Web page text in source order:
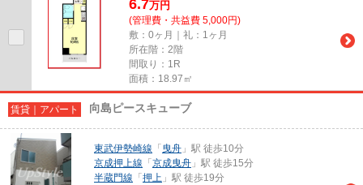
6.7万円
(管理費・共益費 5,000円)
敷：0ヶ月｜礼：1ヶ月
所在階：2階
間取り：1R
面積：18.97㎡
賃貸｜アパート 向島ピースキューブ
東武伊勢崎線 「 曳舟 」駅 徒歩10分
京成押上線 「 京成曳舟 」駅 徒歩15分
半蔵門線 「 押上 」駅 徒歩19分